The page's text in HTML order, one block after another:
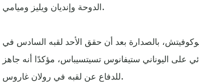
الدوحة وإنديان ويليز وميامي.
بالصدارة بعد أن حقق الأحد لقبه السادس في
على اليوناني ستيفانوس تسيتسيباس، مؤكدًا أنه جاهز
للدفاع عن لقبه في رولان غاروس.